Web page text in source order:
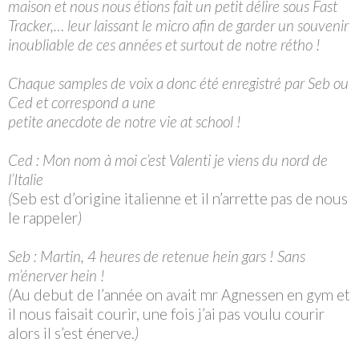
maison et nous nous étions fait un petit délire sous Fast
Tracker,… leur laissant le micro afin de garder un souvenir
inoubliable de ces années et surtout de notre rétho !
Chaque samples de voix a donc été enregistré par Seb ou
Ced et correspond a une
petite anecdote de notre vie at school !
Ced : Mon nom à moi c’est Valenti je viens du nord de
l’Italie
(Seb est d’origine italienne et il n’arrette pas de nous
le rappeler)
Seb : Martin, 4 heures de retenue hein gars ! Sans
m’énerver hein !
(Au debut de l’année on avait mr Agnessen en gym et
il nous faisait courir, une fois j’ai pas voulu courir
alors il s’est énerve.)